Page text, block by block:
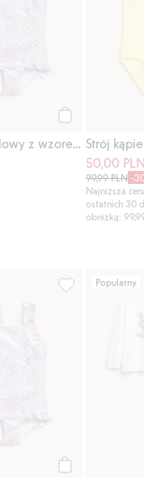
50,00
99,99 PLN -
Najniższa
ostatnich 30
obniżką:
Popularny